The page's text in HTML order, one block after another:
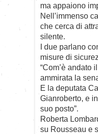
ma appaiono
Nell’immenso
che cerca di
silente.
I due parlano
misure di
“Com’è andato
ammirata la
E la deputata
Gianroberto, e
suo posto”.
Roberta
su Rousseau e